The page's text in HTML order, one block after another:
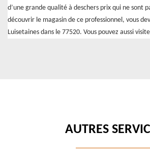
d’une grande qualité à deschers prix qui ne sont
découvrir le magasin de ce professionnel, vous
Luisetaines dans le 77520. Vous pouvez aussi
AUTRES